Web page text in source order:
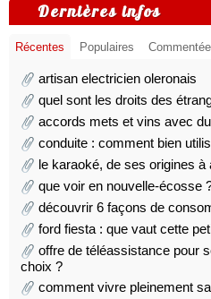
Dernières infos
Récentes Populaires
artisan electricien oleronais
quel sont les droits des
accords mets et vins avec
conduite : comment bien
le karaoké, de ses origines à
que voir en nouvelle-écosse
découvrir 6 façons de
ford fiesta : que vaut cette
offre de téléassistance pour
choix ?
comment vivre pleinement